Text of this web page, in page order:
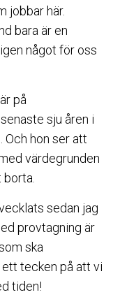
jobbar här.
bara är en
något för oss
på
sju åren i
Och hon ser att
värdegrunden
sedan jag
provtagning är
ska
tecken på att vi
tiden!